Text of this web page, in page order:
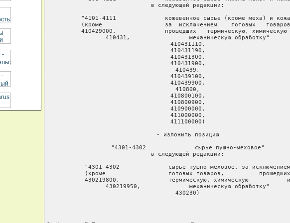
     в следующей редакции:
"4101-4111              кожевенное сырье (кроме меха) и
(кроме                  за  исключением    готовых
410429000,              прошедших   термическую, химическую
     410431,                 механическую обработку"
     410431110,
     410431190,
     410431300,
     410431900,
     410439,
     410439100,
     410439900,
     410800,
     410800100,
     410800900,
     410900000,
     411000000,
     411100000)
     - изложить позицию
     "4301-4302              сырье пушно-меховое"
     в следующей редакции:
     "4301-4302              сырье пушно-меховое, за исключением
     (кроме                  готовых товаров,          прошедших
     430219800,              термическую, химическую           и
     430219950,              механическую обработку"
     430230)